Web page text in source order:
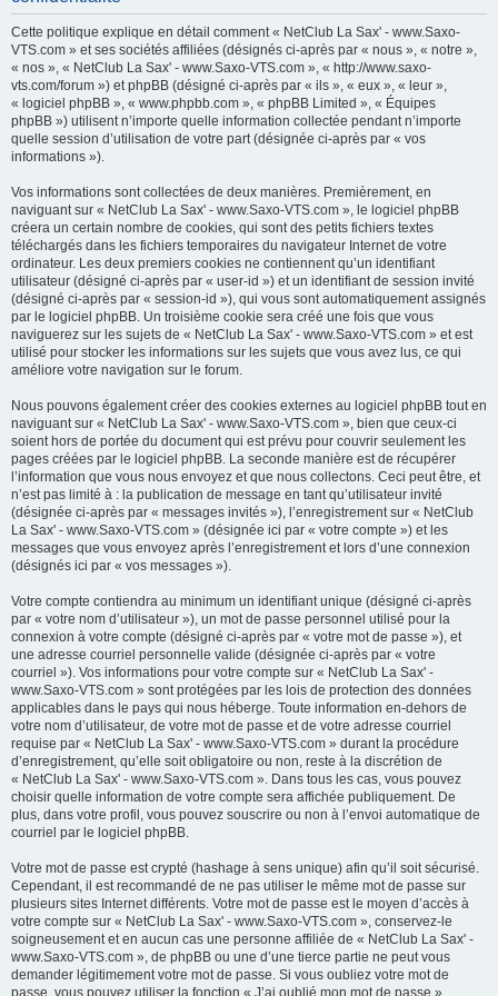
h
Cette politique explique en détail comment « NetClub La Sax' - www.Saxo-
VTS.com » et ses sociétés affiliées (désignés ci-après par « nous », « notre »,
« nos », « NetClub La Sax' - www.Saxo-VTS.com », « http://www.saxo-
vts.com/forum ») et phpBB (désigné ci-après par « ils », « eux », « leur »,
« logiciel phpBB », « www.phpbb.com », « phpBB Limited », « Équipes
phpBB ») utilisent n’importe quelle information collectée pendant n’importe
quelle session d’utilisation de votre part (désignée ci-après par « vos
informations »).
Vos informations sont collectées de deux manières. Premièrement, en
naviguant sur « NetClub La Sax' - www.Saxo-VTS.com », le logiciel phpBB
créera un certain nombre de cookies, qui sont des petits fichiers textes
téléchargés dans les fichiers temporaires du navigateur Internet de votre
ordinateur. Les deux premiers cookies ne contiennent qu’un identifiant
utilisateur (désigné ci-après par « user-id ») et un identifiant de session invité
(désigné ci-après par « session-id »), qui vous sont automatiquement assignés
par le logiciel phpBB. Un troisième cookie sera créé une fois que vous
naviguerez sur les sujets de « NetClub La Sax' - www.Saxo-VTS.com » et est
utilisé pour stocker les informations sur les sujets que vous avez lus, ce qui
améliore votre navigation sur le forum.
Nous pouvons également créer des cookies externes au logiciel phpBB tout en
naviguant sur « NetClub La Sax' - www.Saxo-VTS.com », bien que ceux-ci
soient hors de portée du document qui est prévu pour couvrir seulement les
pages créées par le logiciel phpBB. La seconde manière est de récupérer
l’information que vous nous envoyez et que nous collectons. Ceci peut être, et
n’est pas limité à : la publication de message en tant qu’utilisateur invité
(désignée ci-après par « messages invités »), l’enregistrement sur « NetClub
La Sax' - www.Saxo-VTS.com » (désignée ici par « votre compte ») et les
messages que vous envoyez après l’enregistrement et lors d’une connexion
(désignés ici par « vos messages »).
Votre compte contiendra au minimum un identifiant unique (désigné ci-après
par « votre nom d’utilisateur »), un mot de passe personnel utilisé pour la
connexion à votre compte (désigné ci-après par « votre mot de passe »), et
une adresse courriel personnelle valide (désignée ci-après par « votre
courriel »). Vos informations pour votre compte sur « NetClub La Sax' -
www.Saxo-VTS.com » sont protégées par les lois de protection des données
applicables dans le pays qui nous héberge. Toute information en-dehors de
votre nom d’utilisateur, de votre mot de passe et de votre adresse courriel
requise par « NetClub La Sax' - www.Saxo-VTS.com » durant la procédure
d’enregistrement, qu’elle soit obligatoire ou non, reste à la discrétion de
« NetClub La Sax' - www.Saxo-VTS.com ». Dans tous les cas, vous pouvez
choisir quelle information de votre compte sera affichée publiquement. De
plus, dans votre profil, vous pouvez souscrire ou non à l’envoi automatique de
courriel par le logiciel phpBB.
Votre mot de passe est crypté (hashage à sens unique) afin qu’il soit sécurisé.
Cependant, il est recommandé de ne pas utiliser le même mot de passe sur
plusieurs sites Internet différents. Votre mot de passe est le moyen d’accès à
votre compte sur « NetClub La Sax' - www.Saxo-VTS.com », conservez-le
soigneusement et en aucun cas une personne affiliée de « NetClub La Sax' -
www.Saxo-VTS.com », de phpBB ou une d’une tierce partie ne peut vous
demander légitimement votre mot de passe. Si vous oubliez votre mot de
passe, vous pouvez utiliser la fonction « J’ai oublié mon mot de passe »